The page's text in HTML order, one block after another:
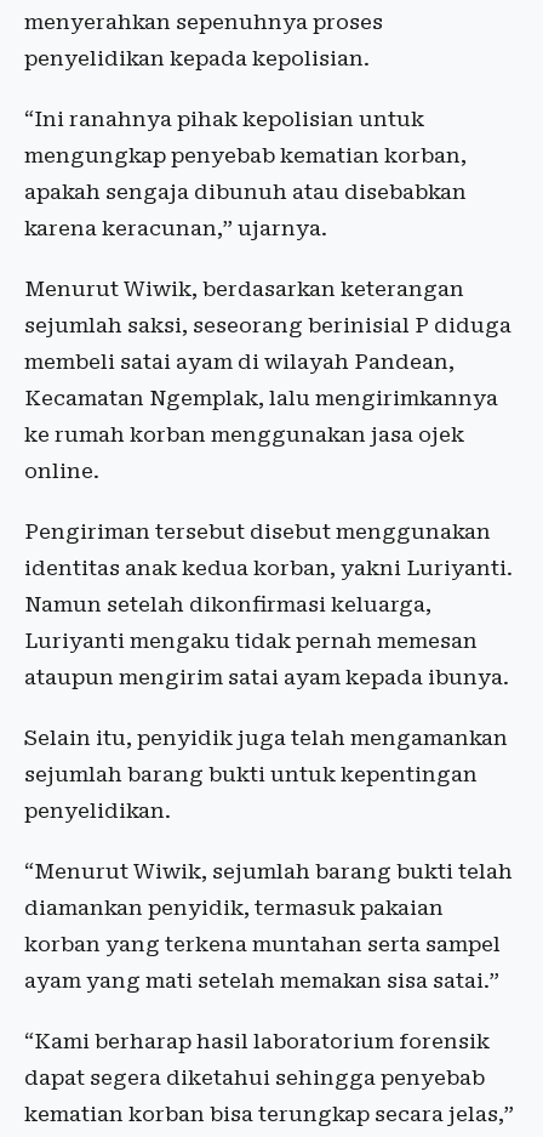
menyerahkan sepenuhnya proses
penyelidikan kepada kepolisian.
“Ini ranahnya pihak kepolisian untuk
mengungkap penyebab kematian korban,
apakah sengaja dibunuh atau disebabkan
karena keracunan,” ujarnya.
Menurut Wiwik, berdasarkan keterangan
sejumlah saksi, seseorang berinisial P diduga
membeli satai ayam di wilayah Pandean,
Kecamatan Ngemplak, lalu mengirimkannya
ke rumah korban menggunakan jasa ojek
online.
Pengiriman tersebut disebut menggunakan
identitas anak kedua korban, yakni Luriyanti.
Namun setelah dikonfirmasi keluarga,
Luriyanti mengaku tidak pernah memesan
ataupun mengirim satai ayam kepada ibunya.
Selain itu, penyidik juga telah mengamankan
sejumlah barang bukti untuk kepentingan
penyelidikan.
“Menurut Wiwik, sejumlah barang bukti telah
diamankan penyidik, termasuk pakaian
korban yang terkena muntahan serta sampel
ayam yang mati setelah memakan sisa satai.”
“Kami berharap hasil laboratorium forensik
dapat segera diketahui sehingga penyebab
kematian korban bisa terungkap secara jelas,”